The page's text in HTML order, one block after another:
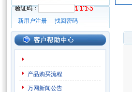
验证码：
新用户注册
找回密码
产品购买流程
万网新闻公告